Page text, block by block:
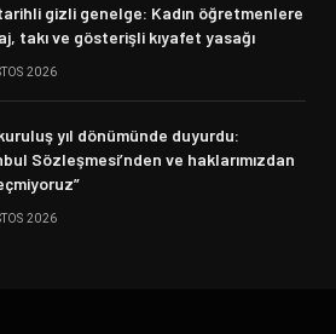
gizli genelge: Kadın öğretmenlere
takı ve gösterişli kıyafet yasağı
2026
yıl dönümünde duyurdu:
Sözleşmesi’nden ve haklarımızdan
2026